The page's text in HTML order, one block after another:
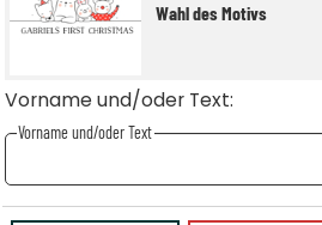
Wahl des Motivs
Vorname und/oder Text:
Vorname und/oder Text